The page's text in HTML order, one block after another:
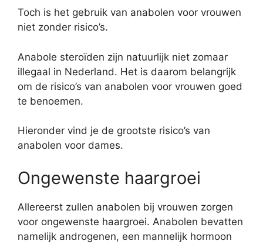
Toch is het gebruik van anabolen voor vrouwen
niet zonder risico’s.
Anabole steroïden zijn natuurlijk niet zomaar
illegaal in Nederland. Het is daarom belangrijk
om de risico’s van anabolen voor vrouwen goed
te benoemen.
Hieronder vind je de grootste risico’s van
anabolen voor dames.
Ongewenste haargroei
Allereerst zullen anabolen bij vrouwen zorgen
voor ongewenste haargroei. Anabolen bevatten
namelijk androgenen, een mannelijk hormoon